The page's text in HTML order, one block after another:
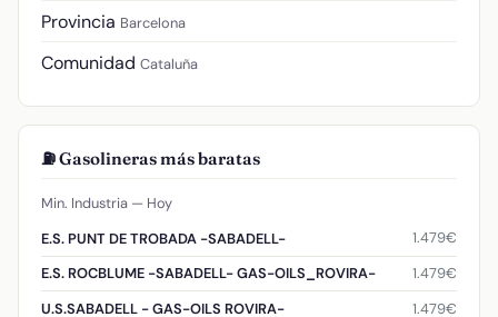
Provincia Barcelona
Comunidad Cataluña
⛽ Gasolineras más baratas
Min. Industria — Hoy
E.S. PUNT DE TROBADA -SABADELL-
1.479€
E.S. ROCBLUME -SABADELL- GAS-OILS_ROVIRA-
1.479€
U.S.SABADELL - GAS-OILS ROVIRA-
1.479€